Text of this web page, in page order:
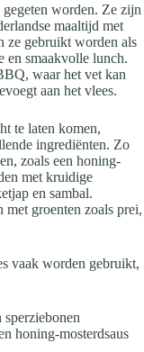
worden. Ze zijn
maaltijd met
ze gebruikt worden als
en smaakvolle lunch.
waar het vet kan
aan het vlees.
te laten komen,
ingrediënten. Zo
zoals een honing-
met kruidige
en sambal.
met groenten zoals prei,
vaak worden gebruikt,
sperziebonen
honing-mosterdsaus